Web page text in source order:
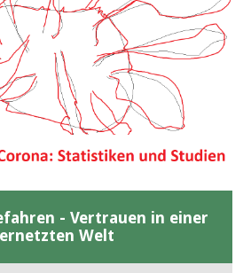
- Vertrauen in einer
Welt